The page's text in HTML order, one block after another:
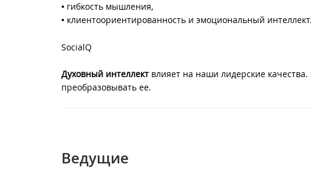
• гибкость мышления,
• клиентоориентированность и эмоциональный интеллект.
SocialQ
Духовный интеллект влияет на наши лидерские качества.
преобразовывать ее.
Ведущие